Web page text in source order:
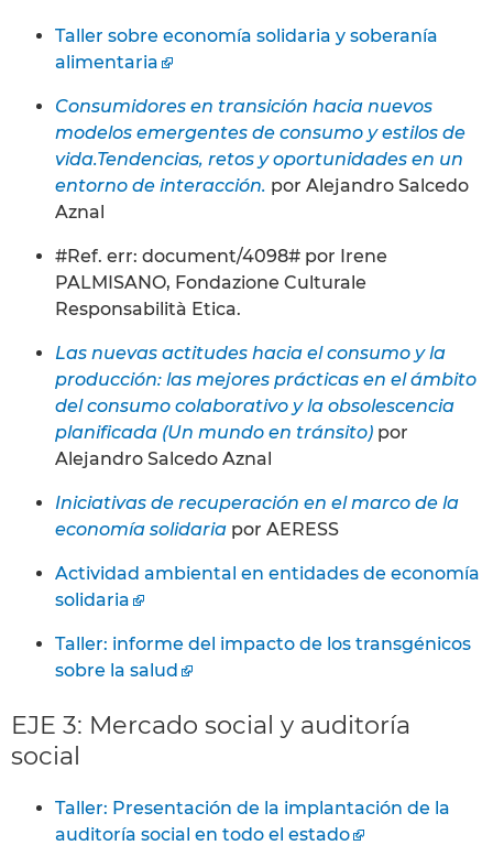
Taller sobre economía solidaria y soberanía
alimentaria
Consumidores en transición hacia nuevos
modelos emergentes de consumo y estilos de
vida.Tendencias, retos y oportunidades en un
entorno de interacción. por Alejandro Salcedo
Aznal
#Ref. err: document/4098# por Irene
PALMISANO, Fondazione Culturale
Responsabilità Etica.
Las nuevas actitudes hacia el consumo y la
producción: las mejores prácticas en el ámbito
del consumo colaborativo y la obsolescencia
planificada (Un mundo en tránsito) por
Alejandro Salcedo Aznal
Iniciativas de recuperación en el marco de la
economía solidaria por AERESS
Actividad ambiental en entidades de economía
solidaria
Taller: informe del impacto de los transgénicos
sobre la salud
EJE 3: Mercado social y auditoría
social
Taller: Presentación de la implantación de la
auditoría social en todo el estado